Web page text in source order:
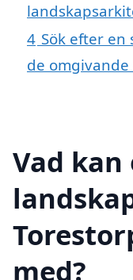
4 Sök efter
de
Vad kan
med?